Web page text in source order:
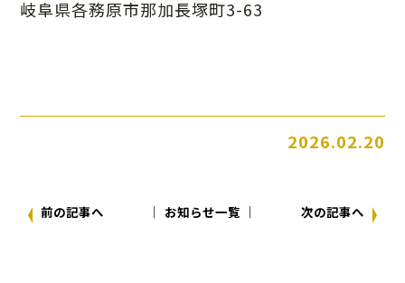
岐阜県各務原市那加長塚町3-63
2026.02.20
前の記事へ 次の記事へ
│ お知らせ一覧 │